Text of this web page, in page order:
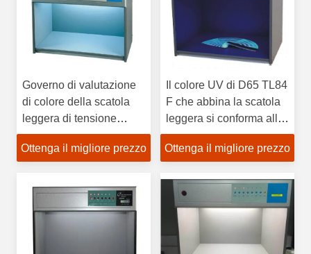
Governo di valutazione
di colore della scatola
leggera di tensione
nominale 220V con le
luci multiple
Ottenga il migliore prezzo
Il colore UV di D65 TL84
F che abbina la scatola
leggera si conforma alla
norma internazionale
Ottenga il migliore prezzo